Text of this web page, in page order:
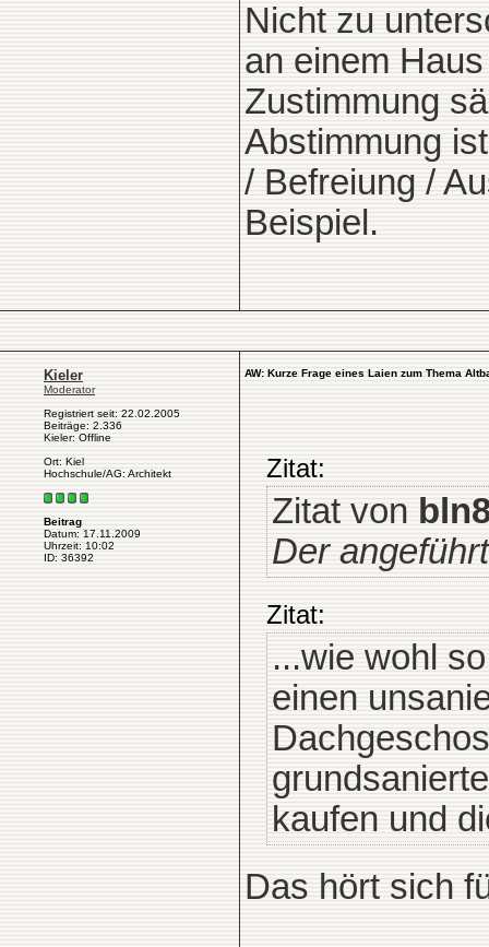
Nicht zu
an einem
Zustimmung
Abstimmung
/ Befreiung /
Beispiel.
Kieler
Moderator
Registriert seit: 22.02.2005
Beiträge: 2.336
Kieler: Offline
Ort: Kiel
Hochschule/AG: Architekt
Beitrag
Datum: 17.11.2009
Uhrzeit: 10:02
ID: 36392
AW: Kurze Frage eines Laien zum Thema
Zitat:
Zitat von
Der
Zitat:
...wie wohl
einen
kaufen und
Das hört sich